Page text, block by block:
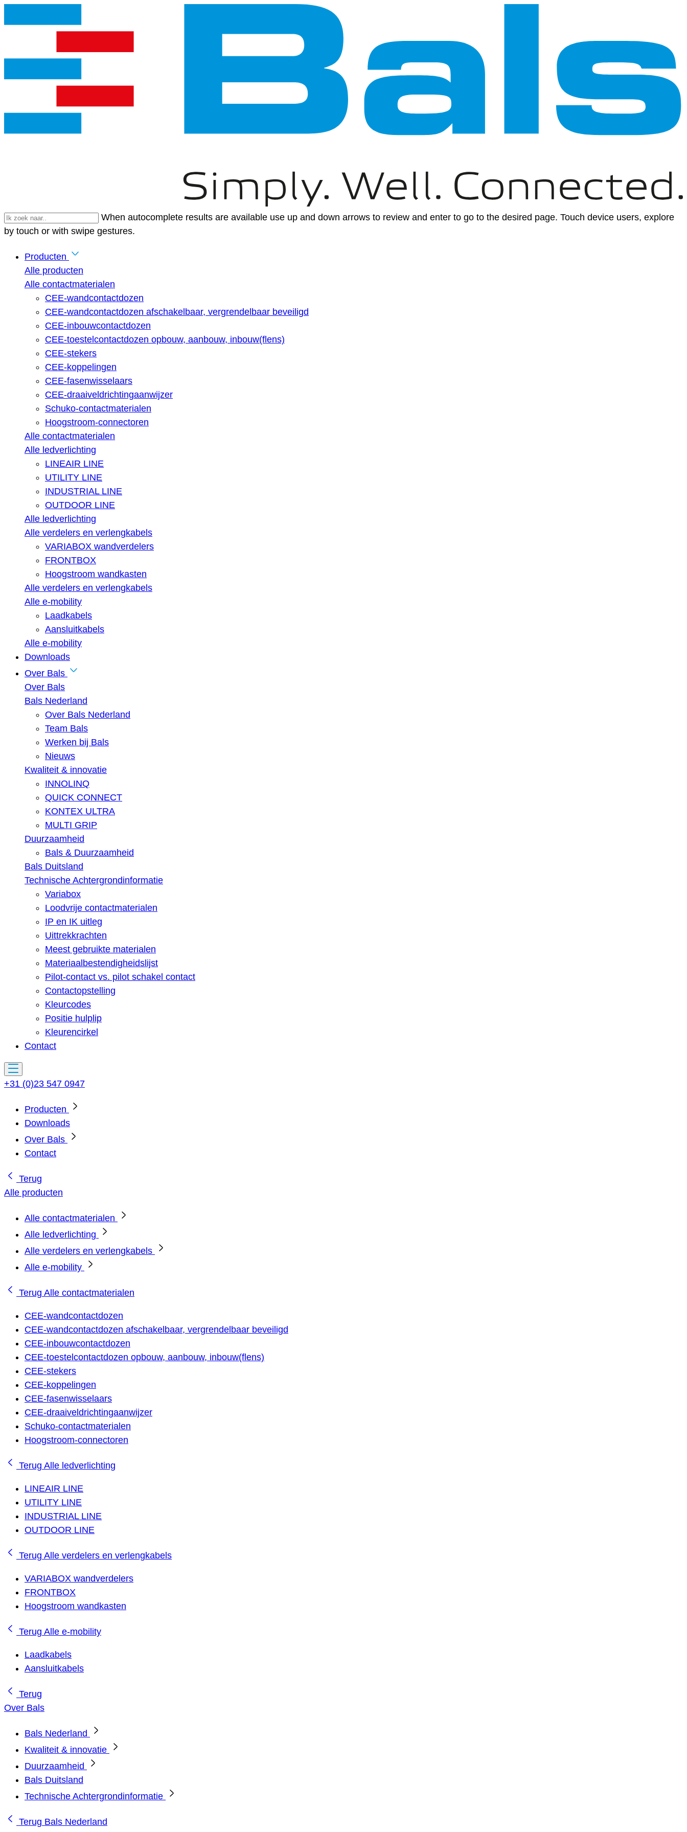
When autocomplete results are available use up and down arrows to review and enter to go to the desired page. Touch device users, explore
by touch or with swipe gestures.
Producten
Alle producten
Alle contactmaterialen
CEE-wandcontactdozen
CEE-wandcontactdozen afschakelbaar, vergrendelbaar beveiligd
CEE-inbouwcontactdozen
CEE-toestelcontactdozen opbouw, aanbouw, inbouw(flens)
CEE-stekers
CEE-koppelingen
CEE-fasenwisselaars
CEE-draaiveldrichtingaanwijzer
Schuko-contactmaterialen
Hoogstroom-connectoren
Alle contactmaterialen
Alle ledverlichting
LINEAIR LINE
UTILITY LINE
INDUSTRIAL LINE
OUTDOOR LINE
Alle ledverlichting
Alle verdelers en verlengkabels
VARIABOX wandverdelers
FRONTBOX
Hoogstroom wandkasten
Alle verdelers en verlengkabels
Alle e-mobility
Laadkabels
Aansluitkabels
Alle e-mobility
Downloads
Over Bals
Over Bals
Bals Nederland
Over Bals Nederland
Team Bals
Werken bij Bals
Nieuws
Kwaliteit & innovatie
INNOLINQ
QUICK CONNECT
KONTEX ULTRA
MULTI GRIP
Duurzaamheid
Bals & Duurzaamheid
Bals Duitsland
Technische Achtergrondinformatie
Variabox
Loodvrije contactmaterialen
IP en IK uitleg
Uittrekkrachten
Meest gebruikte materialen
Materiaalbestendigheidslijst
Pilot-contact vs. pilot schakel contact
Contactopstelling
Kleurcodes
Positie hulplip
Kleurencirkel
Contact
+31 (0)23 547 0947
Producten
Downloads
Over Bals
Contact
Terug
Alle producten
Alle contactmaterialen
Alle ledverlichting
Alle verdelers en verlengkabels
Alle e-mobility
Terug Alle contactmaterialen
CEE-wandcontactdozen
CEE-wandcontactdozen afschakelbaar, vergrendelbaar beveiligd
CEE-inbouwcontactdozen
CEE-toestelcontactdozen opbouw, aanbouw, inbouw(flens)
CEE-stekers
CEE-koppelingen
CEE-fasenwisselaars
CEE-draaiveldrichtingaanwijzer
Schuko-contactmaterialen
Hoogstroom-connectoren
Terug Alle ledverlichting
LINEAIR LINE
UTILITY LINE
INDUSTRIAL LINE
OUTDOOR LINE
Terug Alle verdelers en verlengkabels
VARIABOX wandverdelers
FRONTBOX
Hoogstroom wandkasten
Terug Alle e-mobility
Laadkabels
Aansluitkabels
Terug
Over Bals
Bals Nederland
Kwaliteit & innovatie
Duurzaamheid
Bals Duitsland
Technische Achtergrondinformatie
Terug Bals Nederland